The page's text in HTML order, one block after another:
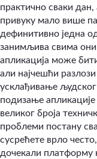
практично сваки
привуку мало више
дефинитивно једна
занимљива свима
апликација може
али најчешћи
усклађивање
подизање
великог броја
проблеми постану
сусрећете врло
дочекали платформу